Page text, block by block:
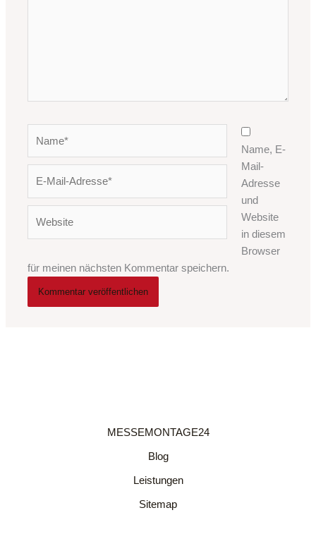
Adresse*
Name, E-
Mail-
Adresse
und
Website
in diesem
Browser
für meinen nächsten Kommentar speichern.
MESSEMONTAGE24
Blog
Leistungen
Sitemap